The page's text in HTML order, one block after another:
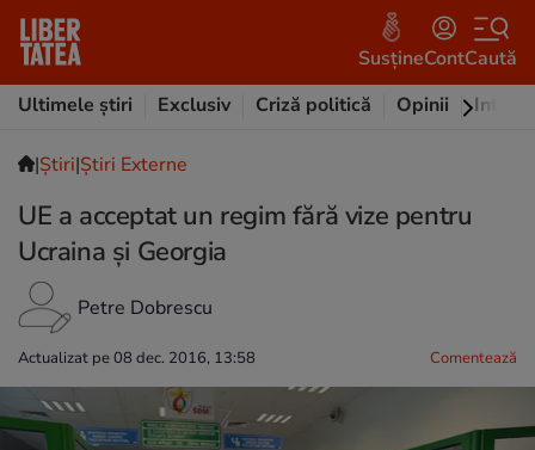
SusțineContCaută
Ultimele știri
Exclusiv Criză politică Opinii
|Ştiri|Știri Externe
UE a acceptat un regim fără vize pentru
Ucraina și Georgia
Petre Dobrescu
Actualizat pe 08 dec. 2016, 13:58 Comentează